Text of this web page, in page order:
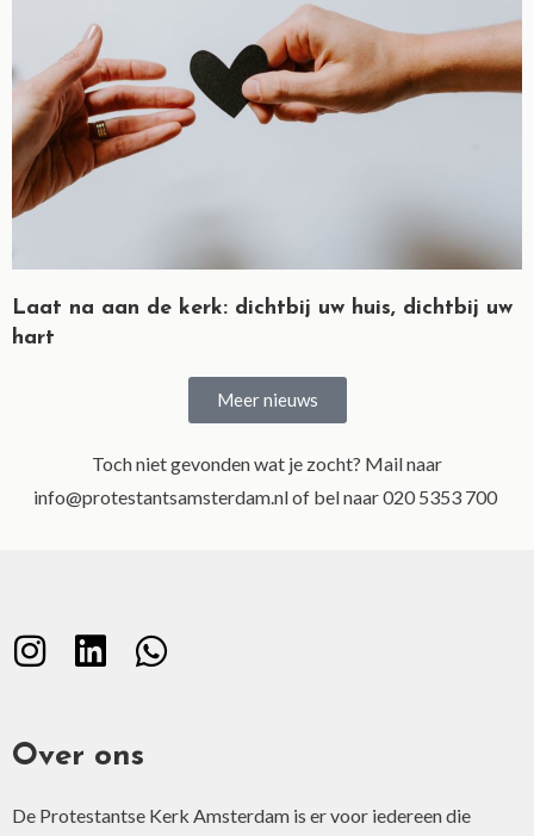
Laat na aan de kerk: dichtbij uw huis, dichtbij uw
hart
Meer nieuws
Toch niet gevonden wat je zocht? Mail naar
info@protestantsamsterdam.nl of bel naar 020 5353 700
Over ons
De Protestantse Kerk Amsterdam is er voor iedereen die